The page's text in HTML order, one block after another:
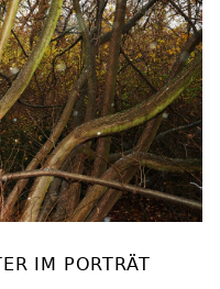
IM PORTRÄT